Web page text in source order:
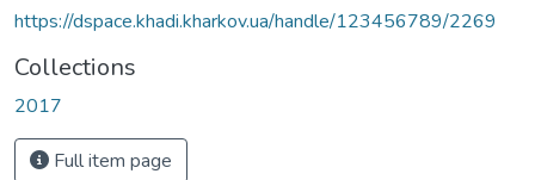
https://dspace.khadi.kharkov.ua/handle/123456789/2269
Collections
2017
Full item page